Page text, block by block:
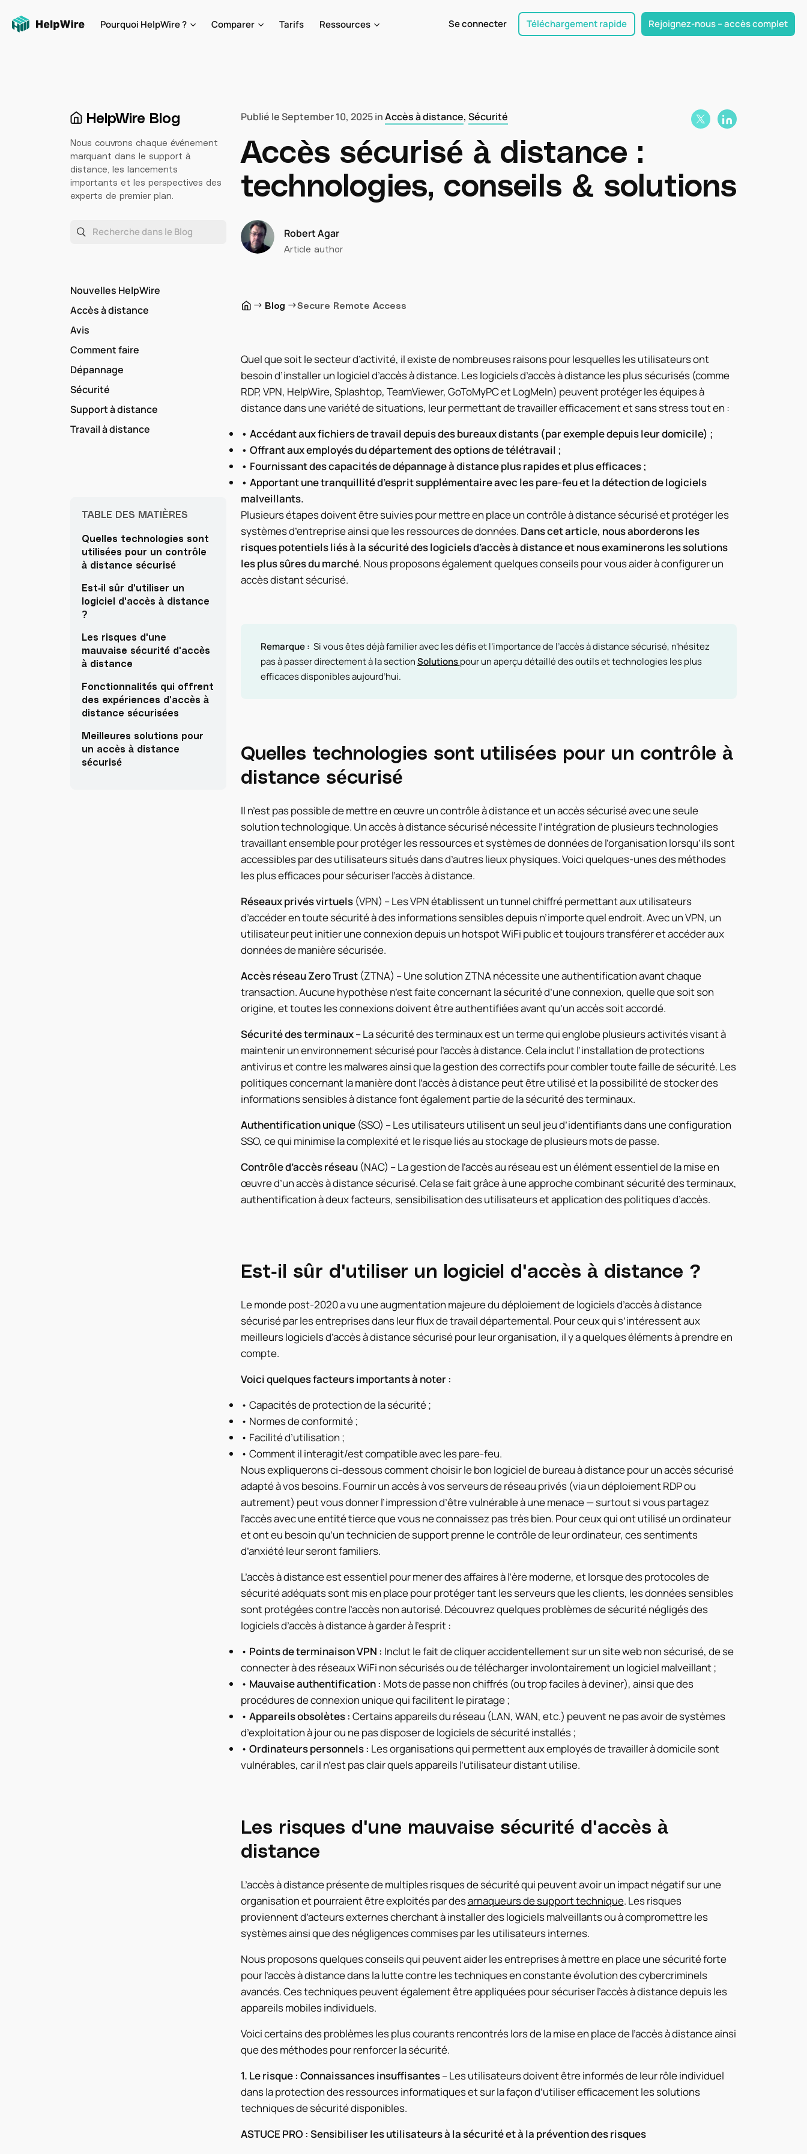
Pourquoi HelpWire ? Comparer Tarifs Ressources Se connecter Téléchargement rapide Rejoignez-nous – accès complet
HelpWire Blog
Nous couvrons chaque événement
marquant dans le support à
distance, les lancements
importants et les perspectives des
experts de premier plan.
Nouvelles HelpWire
Accès à distance
Avis
Comment faire
Dépannage
Sécurité
Support à distance
Travail à distance
TABLE DES MATIÈRES
Quelles technologies sont
utilisées pour un contrôle
à distance sécurisé
Est-il sûr d'utiliser un
logiciel d'accès à distance
?
Les risques d'une
mauvaise sécurité d'accès
à distance
Fonctionnalités qui offrent
des expériences d'accès à
distance sécurisées
Meilleures solutions pour
un accès à distance
sécurisé
Publié leSeptember 10, 2025inAccès à distance, Sécurité
Accès sécurisé à distance :
technologies, conseils & solutions
Robert Agar
Article author
→ Blog →Secure Remote Access
Quel que soit le secteur d’activité, il existe de nombreuses raisons pour lesquelles les utilisateurs ont
besoin d’installer un logiciel d’accès à distance. Les logiciels d’accès à distance les plus sécurisés (comme
RDP, VPN, HelpWire, Splashtop, TeamViewer, GoToMyPC et LogMeIn) peuvent protéger les équipes à
distance dans une variété de situations, leur permettant de travailler efficacement et sans stress tout en :
• Accédant aux fichiers de travail depuis des bureaux distants (par exemple depuis leur domicile) ;
• Offrant aux employés du département des options de télétravail ;
• Fournissant des capacités de dépannage à distance plus rapides et plus efficaces ;
• Apportant une tranquillité d’esprit supplémentaire avec les pare-feu et la détection de logiciels
malveillants.
Plusieurs étapes doivent être suivies pour mettre en place un contrôle à distance sécurisé et protéger les
systèmes d’entreprise ainsi que les ressources de données. Dans cet article, nous aborderons les
risques potentiels liés à la sécurité des logiciels d’accès à distance et nous examinerons les solutions
les plus sûres du marché. Nous proposons également quelques conseils pour vous aider à configurer un
accès distant sécurisé.
Remarque : Si vous êtes déjà familier avec les défis et l’importance de l’accès à distance sécurisé, n’hésitez
pas à passer directement à la sectionSolutionspour un aperçu détaillé des outils et technologies les plus
efficaces disponibles aujourd’hui.
Quelles technologies sont utilisées pour un contrôle à
distance sécurisé
Il n’est pas possible de mettre en œuvre un contrôle à distance et un accès sécurisé avec une seule
solution technologique. Un accès à distance sécurisé nécessite l’intégration de plusieurs technologies
travaillant ensemble pour protéger les ressources et systèmes de données de l’organisation lorsqu’ils sont
accessibles par des utilisateurs situés dans d’autres lieux physiques. Voici quelques-unes des méthodes
les plus efficaces pour sécuriser l’accès à distance.
Réseaux privés virtuels(VPN) – Les VPN établissent un tunnel chiffré permettant aux utilisateurs
d’accéder en toute sécurité à des informations sensibles depuis n’importe quel endroit. Avec un VPN, un
utilisateur peut initier une connexion depuis un hotspot WiFi public et toujours transférer et accéder aux
données de manière sécurisée.
Accès réseau Zero Trust(ZTNA) –Une solution ZTNA nécessite une authentification avant chaque
transaction. Aucune hypothèse n’est faite concernant la sécurité d’une connexion, quelle que soit son
origine, et toutes les connexions doivent être authentifiées avant qu’un accès soit accordé.
Sécurité des terminaux– La sécurité des terminaux est un terme qui englobe plusieurs activités visant à
maintenir un environnement sécurisé pour l’accès à distance. Cela inclut l’installation de protections
antivirus et contre les malwares ainsi que la gestion des correctifs pour combler toute faille de sécurité. Les
politiques concernant la manière dont l’accès à distance peut être utilisé et la possibilité de stocker des
informations sensibles à distance font également partie de la sécurité des terminaux.
Authentification unique(SSO) – Les utilisateurs utilisent un seul jeu d’identifiants dans une configuration
SSO, ce qui minimise la complexité et le risque liés au stockage de plusieurs mots de passe.
Contrôle d’accès réseau(NAC) – La gestion de l’accès au réseau est un élément essentiel de la mise en
œuvre d’un accès à distance sécurisé. Cela se fait grâce à une approche combinant sécurité des terminaux,
authentification à deux facteurs, sensibilisation des utilisateurs et application des politiques d’accès.
Est-il sûr d'utiliser un logiciel d'accès à distance ?
Le monde post-2020 a vu une augmentation majeure du déploiement de logiciels d’accès à distance
sécurisé par les entreprises dans leur flux de travail départemental. Pour ceux qui s’intéressent aux
meilleurs logiciels d’accès à distance sécurisé pour leur organisation, il y a quelques éléments à prendre en
compte.
Voici quelques facteurs importants à noter :
• Capacités de protection de la sécurité ;
• Normes de conformité ;
• Facilité d’utilisation ;
• Comment il interagit/est compatible avec les pare-feu.
Nous expliquerons ci-dessous comment choisir le bon logiciel de bureau à distance pour un accès sécurisé
adapté à vos besoins. Fournir un accès à vos serveurs de réseau privés (via un déploiement RDP ou
autrement) peut vous donner l’impression d’être vulnérable à une menace — surtout si vous partagez
l’accès avec une entité tierce que vous ne connaissez pas très bien. Pour ceux qui ont utilisé un ordinateur
et ont eu besoin qu’un technicien de support prenne le contrôle de leur ordinateur, ces sentiments
d’anxiété leur seront familiers.
L’accès à distance est essentiel pour mener des affaires à l’ère moderne, et lorsque des protocoles de
sécurité adéquats sont mis en place pour protéger tant les serveurs que les clients, les données sensibles
sont protégées contre l’accès non autorisé. Découvrez quelques problèmes de sécurité négligés des
logiciels d’accès à distance à garder à l’esprit :
• Points de terminaison VPN : Inclut le fait de cliquer accidentellement sur un site web non sécurisé, de se
connecter à des réseaux WiFi non sécurisés ou de télécharger involontairement un logiciel malveillant ;
• Mauvaise authentification : Mots de passe non chiffrés (ou trop faciles à deviner), ainsi que des
procédures de connexion unique qui facilitent le piratage ;
• Appareils obsolètes : Certains appareils du réseau (LAN, WAN, etc.) peuvent ne pas avoir de systèmes
d’exploitation à jour ou ne pas disposer de logiciels de sécurité installés ;
• Ordinateurs personnels : Les organisations qui permettent aux employés de travailler à domicile sont
vulnérables, car il n’est pas clair quels appareils l’utilisateur distant utilise.
Les risques d'une mauvaise sécurité d'accès à
distance
L’accès à distance présente de multiples risques de sécurité qui peuvent avoir un impact négatif sur une
organisation et pourraient être exploités par desarnaqueurs de support technique. Les risques
proviennent d’acteurs externes cherchant à installer des logiciels malveillants ou à compromettre les
systèmes ainsi que des négligences commises par les utilisateurs internes.
Nous proposons quelques conseils qui peuvent aider les entreprises à mettre en place une sécurité forte
pour l’accès à distance dans la lutte contre les techniques en constante évolution des cybercriminels
avancés. Ces techniques peuvent également être appliquées poursécuriserl’accès à distance depuis les
appareils mobiles individuels.
Voici certains des problèmes les plus courants rencontrés lors de la mise en place de l’accès à distance ainsi
que des méthodes pour renforcer la sécurité.
1. Le risque : Connaissances insuffisantes– Les utilisateurs doivent être informés de leur rôle individuel
dans la protection des ressources informatiques et sur la façon d’utiliser efficacement les solutions
techniques de sécurité disponibles.
ASTUCE PRO : Sensibiliser les utilisateurs à la sécurité et à la prévention des risques